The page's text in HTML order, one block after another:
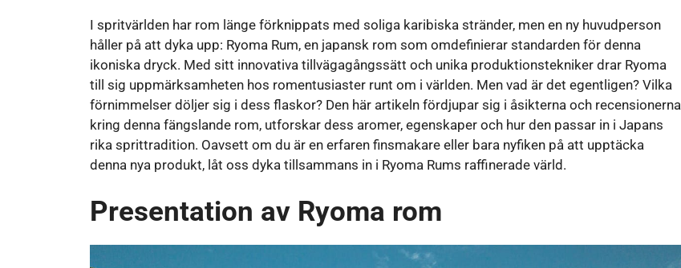
I spritvärlden har rom länge förknippats med soliga karibiska stränder, men en ny huvudperson
håller på att dyka upp: Ryoma Rum, en japansk rom som omdefinierar standarden för denna
ikoniska dryck. Med sitt innovativa tillvägagångssätt och unika produktionstekniker drar Ryoma
till sig uppmärksamheten hos romentusiaster runt om i världen. Men vad är det egentligen? Vilka
förnimmelser döljer sig i dess flaskor? Den här artikeln fördjupar sig i åsikterna och recensionerna
kring denna fängslande rom, utforskar dess aromer, egenskaper och hur den passar in i Japans
rika sprittradition. Oavsett om du är en erfaren finsmakare eller bara nyfiken på att upptäcka
denna nya produkt, låt oss dyka tillsammans in i Ryoma Rums raffinerade värld.
Presentation av Ryoma rom